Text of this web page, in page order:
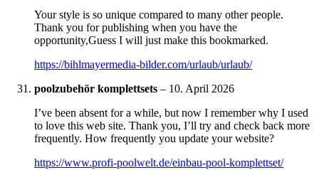
Your style is so unique compared to many other people.
Thank you for publishing when you have the
opportunity,Guess I will just make this bookmarked.
https://bihlmayermedia-bilder.com/urlaub/urlaub/
poolzubehör komplettsets – 10. April 2026
I’ve been absent for a while, but now I remember why I used
to love this web site. Thank you, I’ll try and check back more
frequently. How frequently you update your website?
https://www.profi-poolwelt.de/einbau-pool-komplettset/